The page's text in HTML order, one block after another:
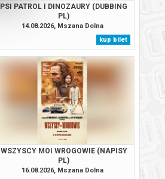
PSI PATROL I DINOZAURY (DUBBING
PL)
14.08.2026, Mszana Dolna
kup bilet
WSZYSCY MOI WROGOWIE (NAPISY
PL)
16.08.2026, Mszana Dolna